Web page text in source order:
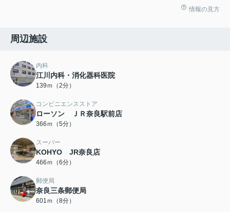
情報の見方
周辺施設
内科
江川内科・消化器科医院
139ｍ（2分）
コンビニエンスストア
ローソン ＪＲ奈良駅前店
366ｍ（5分）
スーパー
KOHYO JR奈良店
466ｍ（6分）
郵便局
奈良三条郵便局
601ｍ（8分）